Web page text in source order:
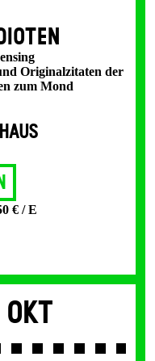
Originalzitaten der
zum Mond
€ / E